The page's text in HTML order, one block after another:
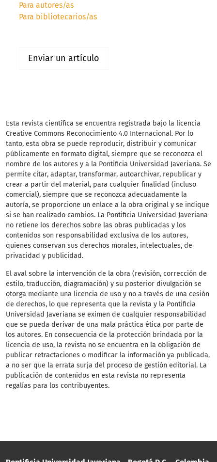
Para autores/as
Para bibliotecarios/as
Enviar un artículo
Esta revista científica se encuentra registrada bajo la licencia
Creative Commons Reconocimiento 4.0 Internacional. Por lo
tanto, esta obra se puede reproducir, distribuir y comunicar
públicamente en formato digital, siempre que se reconozca el
nombre de los autores y a la Pontificia Universidad Javeriana. Se
permite citar, adaptar, transformar, autoarchivar, republicar y
crear a partir del material, para cualquier finalidad (incluso
comercial), siempre que se reconozca adecuadamente la
autoría, se proporcione un enlace a la obra original y se indique
si se han realizado cambios. La Pontificia Universidad Javeriana
no retiene los derechos sobre las obras publicadas y los
contenidos son responsabilidad exclusiva de los autores,
quienes conservan sus derechos morales, intelectuales, de
privacidad y publicidad.
El aval sobre la intervención de la obra (revisión, corrección de
estilo, traducción, diagramación) y su posterior divulgación se
otorga mediante una licencia de uso y no a través de una cesión
de derechos, lo que representa que la revista y la Pontificia
Universidad Javeriana se eximen de cualquier responsabilidad
que se pueda derivar de una mala práctica ética por parte de
los autores. En consecuencia de la protección brindada por la
licencia de uso, la revista no se encuentra en la obligación de
publicar retractaciones o modificar la información ya publicada,
a no ser que la errata surja del proceso de gestión editorial. La
publicación de contenidos en esta revista no representa
regalías para los contribuyentes.